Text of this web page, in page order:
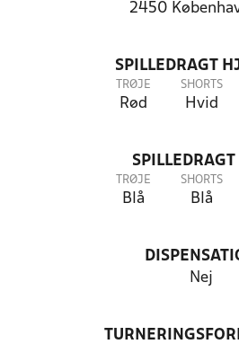
2450
SPILLEDRAGT
TRØJE
Rød
SHORTS
Hvid
SPILLEDRAGT
TRØJE
Blå
SHORTS
Blå
Nej